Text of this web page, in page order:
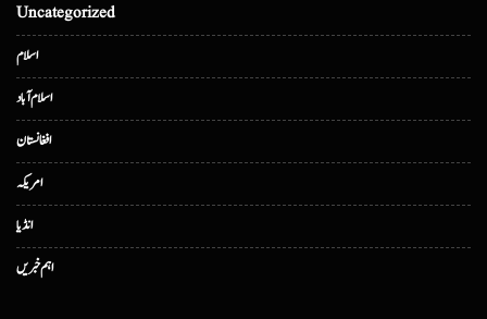
Uncategorized
اسلام
اسلام آباد
افغانستان
امریکہ
انڈیا
اہم خبریں